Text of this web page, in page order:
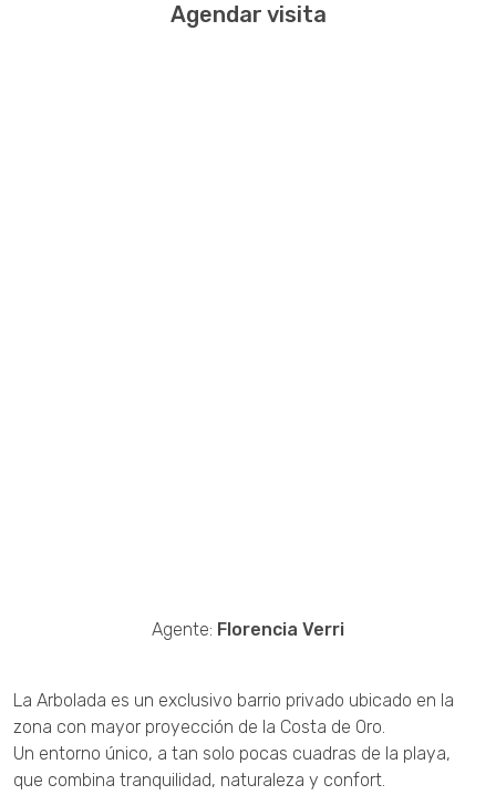
Agendar visita
Agente: Florencia Verri
La Arbolada es un exclusivo barrio privado ubicado en la
zona con mayor proyección de la Costa de Oro.
Un entorno único, a tan solo pocas cuadras de la playa,
que combina tranquilidad, naturaleza y confort.